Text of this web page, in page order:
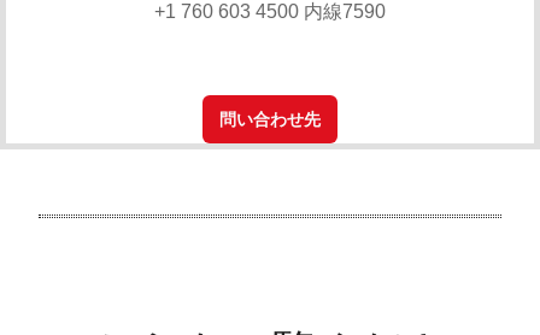
+1 760 603 4500 内線7590
問い合わせ先